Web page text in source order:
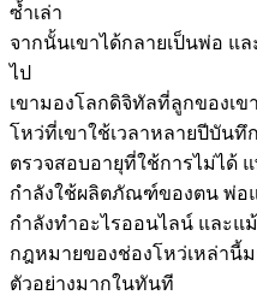
ซ้ำเล่า
จากนั้นเขาได้กลายเป็นพ่อ แ
ไป
เขามองโลกดิจิทัลที่ลูกของเ
โหว่ที่เขาใช้เวลาหลายปีบัน
ตรวจสอบอายุที่ใช้การไม่ได้
กำลังใช้ผลิตภัณฑ์ของตน พ่อ
กำลังทำอะไรออนไลน์ และแ
กฎหมายของช่องโหว่เหล่านี้
ตัวอย่างมากในทันที